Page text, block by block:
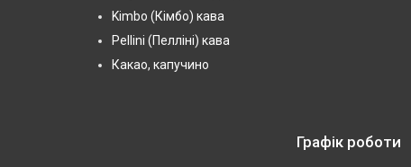
Kimbo (Кімбо) кава
Pellini (Пелліні) кава
Какао, капучино
Графік роботи